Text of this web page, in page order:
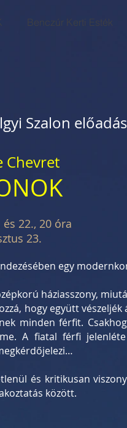
Benczúr Kerti Esték
Szalon
Chevret
22., 20 óra
23.
egy
háziasszony,
hogy együtt
minden férfit.
A fiatal férfi
és kritikusan
között.